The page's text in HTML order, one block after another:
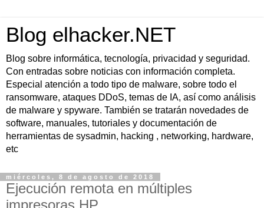
Blog elhacker.NET
Blog sobre informática, tecnología, privacidad y seguridad.
Con entradas sobre noticias con información completa.
Especial atención a todo tipo de malware, sobre todo el
ransomware, ataques DDoS, temas de IA, así como análisis
de malware y spyware. También se tratarán novedades de
software, manuales, tutoriales y documentación de
herramientas de sysadmin, hacking , networking, hardware,
etc
miércoles, 8 de agosto de 2018
Ejecución remota en múltiples
impresoras HP